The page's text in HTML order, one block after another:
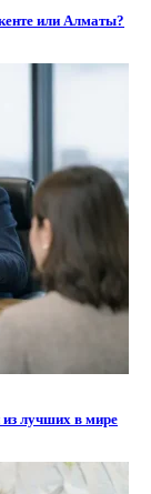
или Алматы?
лучших в мире